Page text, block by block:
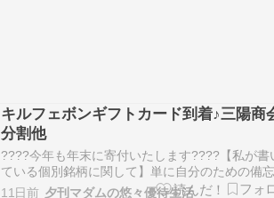
キルフェボンギフトカード到着♪三陽商
分割他
????今年も年末に寄付いたします????【私が書
ている個別銘柄に関して】単に自分のための備
です。 決して推奨はしてはおりません。 投資は
11日前 夕刊マダムの悠々優待生活